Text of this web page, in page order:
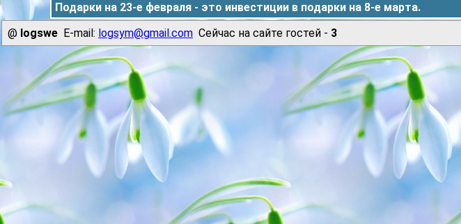
Подарки на 23-е февраля - это инвестиции в подарки на 8-е марта.
@ logswe E-mail: logsym@gmail.com Сейчас на сайте гостей - 3